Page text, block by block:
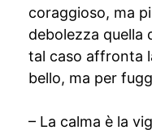
coraggioso, ma
debolezza quella
tal caso affronta
bello, ma per
– La calma è la